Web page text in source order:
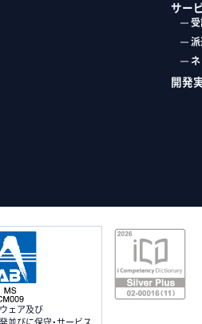
サー
派
開発
ェア及び